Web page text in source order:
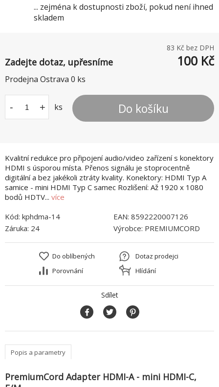
Kvalitní redukce pro připojení audio/video zařízení s konektory
HDMI s úsporou místa. Přenos signálu je stoprocentně
digitální a bez jakékoli ztráty kvality. Konektory: HDMI Typ A
samice - mini HDMI Typ C samec Rozlišení: Až 1920 x 1080
bodů HDTV... více
83 Kč bez DPH
Zadejte dotaz, upřesníme 100 Kč
Prodejna Ostrava 0 ks
- + ks Do košíku
... zejména k dostupnosti zboží, pokud není ihned
skladem
Kód: kphdma-14 EAN: 8592220007126
Záruka: 24 Výrobce: PREMIUMCORD
Do oblíbených
Porovnání
Dotaz prodejci
Hlídání
Sdílet
Popis a parametry
PremiumCord Adapter HDMI-A - mini HDMI-C,